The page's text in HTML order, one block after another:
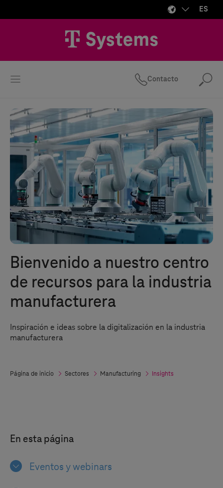
ES
Contacto
Bienvenido a nuestro centro
de recursos para la industria
manufacturera
Inspiración e ideas sobre la digitalización en la industria
manufacturera
Página de inicio Sectores Manufacturing Insights
En esta página
Eventos y webinars